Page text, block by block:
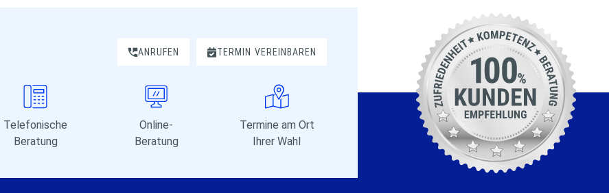
ANRUFEN TERMIN VEREINBAREN
Telefonische
Beratung
Online-
Beratung
Termine am Ort
Ihrer Wahl